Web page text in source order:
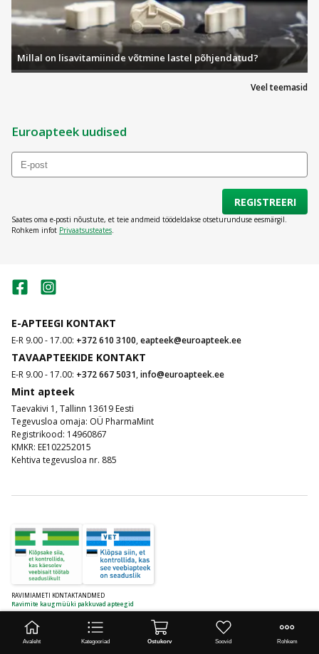
Veel teemasid
Millal on lisavitamiinide võtmine lastel põhjendatud?
Euroapteek uudised
REGISTREERI
Saates oma e-posti nõustute, et teie andmeid töödeldakse otseturunduse eesmärgil.
Rohkem infot Privaatsusteates.
E-APTEEGI KONTAKT
E-R 9.00 - 17.00: +372 610 3100,eapteek@euroapteek.ee
TAVAAPTEEKIDE KONTAKT
E-R 9.00 - 17.00: +372 667 5031,info@euroapteek.ee
Mint apteek
Taevakivi 1, Tallinn 13619 Eesti
Tegevusloa omaja: OÜ PharmaMint
Registrikood: 14960867
KMKR: EE102252015
Kehtiva tegevusloa nr. 885
RAVIMIAMETI KONTAKTANDMED
Ravimite kaugmüüki pakkuvad apteegid
www.ravimiamet.ee
info@ravimiamet.ee
Nooruse 1, 50411 Tartu
Avaleht Kategooriad Ostukorv Soovid Rohkem